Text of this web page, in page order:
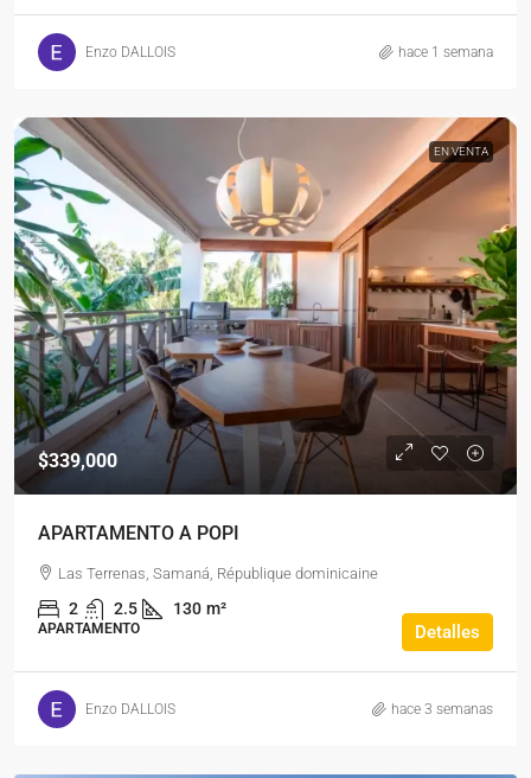
Enzo DALLOIS hace 1 semana
EN VENTA
$339,000
APARTAMENTO A POPI
Las Terrenas, Samaná, République dominicaine
2 2.5 130 m²
APARTAMENTO Detalles
Enzo DALLOIS hace 3 semanas